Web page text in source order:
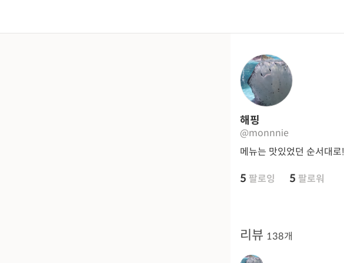
해핑
@monnnie
메뉴는 맛있었던 순서대로!
5 팔로잉 5 팔로워
리뷰 138개